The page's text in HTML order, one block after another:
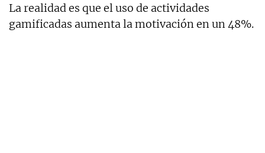
La realidad es que el uso de actividades
gamificadas aumenta la motivación en un 48%.